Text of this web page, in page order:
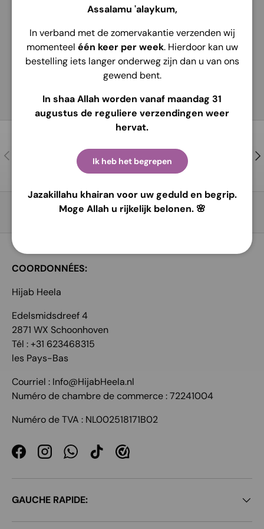
Longueur avant mesurée à partir du bas du
menton.
Assalamu 'alaykum,
In verband met de zomervakantie verzenden wij
momenteel één keer per week. Hierdoor kan uw
bestelling iets langer onderweg zijn dan u van ons
gewend bent.
In shaa Allah worden vanaf maandag 31
augustus de reguliere verzendingen weer
hervat.
Ik heb het begrepen
Jazakillahu khairan voor uw geduld en begrip.
Moge Allah u rijkelijk belonen. 🌸
Précédent
Contactez-nous
Pour de l’aide et des conseils !
Retour en haut
COORDONNÉES:
Hijab Heela
Edelsmidsdreef 4
2871 WX Schoonhoven
Tél : +31 623468315
les Pays-Bas
Courriel : Info@HijabHeela.nl
Numéro de chambre de commerce : 72241004
Numéro de TVA : NL002518171B02
FacebookInstagramWhatsApp
TikTok
GAUCHE RAPIDE: